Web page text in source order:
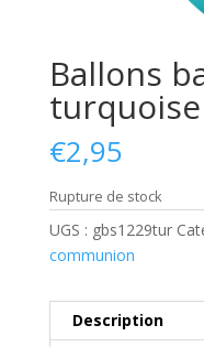
Ballons
turquoise
€2,95
Rupture de stock
UGS : gbs1229tur
communion
Description